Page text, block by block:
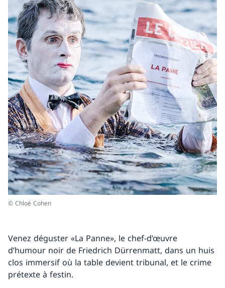
© Chloé Cohen
Venez déguster «La Panne», le chef-d’œuvre
d’humour noir de Friedrich Dürrenmatt, dans un huis
clos immersif où la table devient tribunal, et le crime
prétexte à festin.